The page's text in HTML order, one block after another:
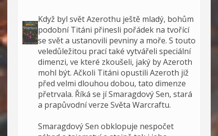
Když byl svět Azerothu ještě mladý, bohům
podobní Titáni přinesli pořádek na tvořící
se svět a ustanovili pevniny a moře. S touto
veledůležitou prací také vytvářeli speciální
dimenzi, ve které zkoušeli, jaký by Azeroth
mohl být. Ačkoli Titáni opustili Azeroth již
před velmi dlouhou dobou, tato dimenze
přetrvala. Říká se jí Smaragdový Sen, stará
a prapůvodní verze Světa Warcraftu.
Smaragdový Sen obklopuje nespočet